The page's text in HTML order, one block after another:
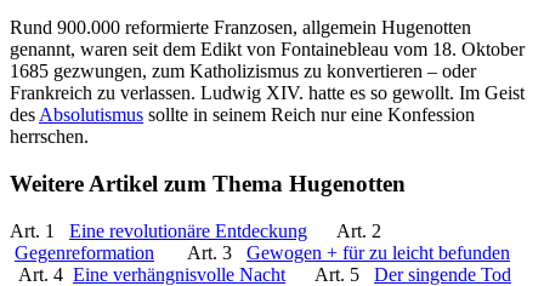
Rund 900.000 reformierte Franzosen, allgemein Hugenotten
genannt, waren seit dem Edikt von Fontainebleau vom 18. Oktober
1685 gezwungen, zum Katholizismus zu konvertieren – oder
Frankreich zu verlassen. Ludwig XIV. hatte es so gewollt. Im Geist
desAbsolutismus sollte in seinem Reich nur eine Konfession
herrschen.
Weitere Artikel zum Thema Hugenotten
Art. 1 Eine revolutionäre Entdeckung Art. 2
Gegenreformation Art. 3 Gewogen + für zu leicht befunden
Art. 4 Eine verhängnisvolle Nacht Art. 5 Der singende Tod